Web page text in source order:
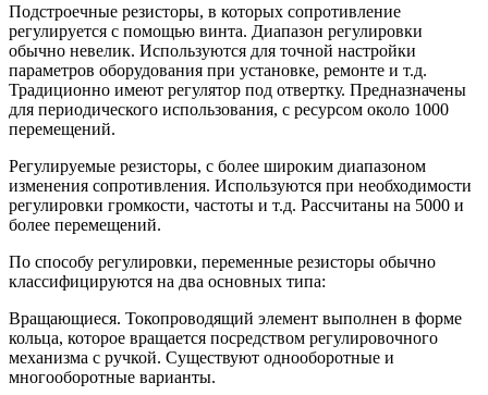
Подстроечные резисторы, в которых сопротивление
регулируется с помощью винта. Диапазон регулировки
обычно невелик. Используются для точной настройки
параметров оборудования при установке, ремонте и т.д.
Традиционно имеют регулятор под отвертку. Предназначены
для периодического использования, с ресурсом около 1000
перемещений.
Регулируемые резисторы, с более широким диапазоном
изменения сопротивления. Используются при необходимости
регулировки громкости, частоты и т.д. Рассчитаны на 5000 и
более перемещений.
По способу регулировки, переменные резисторы обычно
классифицируются на два основных типа:
Вращающиеся. Токопроводящий элемент выполнен в форме
кольца, которое вращается посредством регулировочного
механизма с ручкой. Существуют однооборотные и
многооборотные варианты.